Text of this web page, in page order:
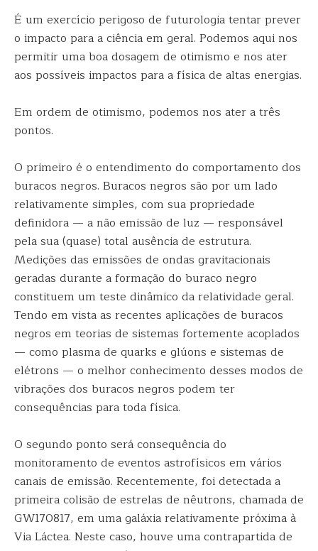
É um exercício perigoso de futurologia tentar prever
o impacto para a ciência em geral. Podemos aqui nos
permitir uma boa dosagem de otimismo e nos ater
aos possíveis impactos para a física de altas energias.
Em ordem de otimismo, podemos nos ater a três
pontos.
O primeiro é o entendimento do comportamento dos
buracos negros. Buracos negros são por um lado
relativamente simples, com sua propriedade
definidora — a não emissão de luz — responsável
pela sua (quase) total ausência de estrutura.
Medições das emissões de ondas gravitacionais
geradas durante a formação do buraco negro
constituem um teste dinâmico da relatividade geral.
Tendo em vista as recentes aplicações de buracos
negros em teorias de sistemas fortemente acoplados
— como plasma de quarks e glúons e sistemas de
elétrons — o melhor conhecimento desses modos de
vibrações dos buracos negros podem ter
consequências para toda física.
O segundo ponto será consequência do
monitoramento de eventos astrofísicos em vários
canais de emissão. Recentemente, foi detectada a
primeira colisão de estrelas de nêutrons, chamada de
GW170817, em uma galáxia relativamente próxima à
Via Láctea. Neste caso, houve uma contrapartida de